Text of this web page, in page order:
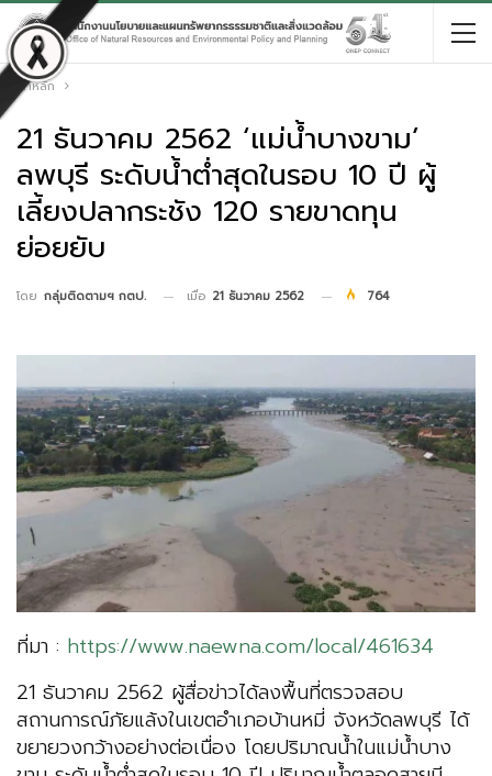
หน้าหลัก
21 ธันวาคม 2562 ‘แม่น้ำบางขาม’
ลพบุรี ระดับน้ำต่ำสุดในรอบ 10 ปี ผู้
เลี้ยงปลากระชัง 120 รายขาดทุน
ย่อยยับ
โดย กลุ่มติดตามฯ กตป. เมื่อ 21 ธันวาคม 2562 764
ที่มา : https://www.naewna.com/local/461634
21 ธันวาคม 2562 ผู้สื่อข่าวได้ลงพื้นที่ตรวจสอบ
สถานการณ์ภัยแล้งในเขตอำเภอบ้านหมี่ จังหวัดลพบุรี ได้
ขยายวงกว้างอย่างต่อเนื่อง โดยปริมาณน้ำในแม่น้ำบาง